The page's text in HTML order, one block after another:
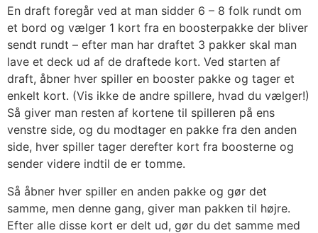
En draft foregår ved at man sidder 6 – 8 folk rundt om
et bord og vælger 1 kort fra en boosterpakke der bliver
sendt rundt – efter man har draftet 3 pakker skal man
lave et deck ud af de draftede kort. Ved starten af
draft, åbner hver spiller en booster pakke og tager et
enkelt kort. (Vis ikke de andre spillere, hvad du vælger!)
Så giver man resten af kortene til spilleren på ens
venstre side, og du modtager en pakke fra den anden
side, hver spiller tager derefter kort fra boosterne og
sender videre indtil de er tomme.
Så åbner hver spiller en anden pakke og gør det
samme, men denne gang, giver man pakken til højre.
Efter alle disse kort er delt ud, gør du det samme med